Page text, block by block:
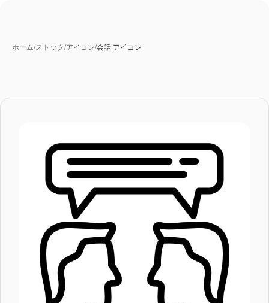
ホーム/ストック/アイコン/会話 アイコン